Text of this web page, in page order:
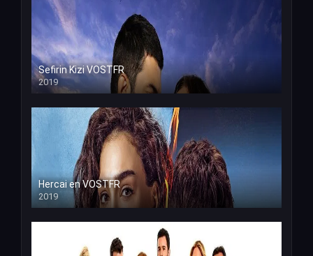
Sefirin Kizi VOSTFR
2019
Hercai en VOSTFR
2019